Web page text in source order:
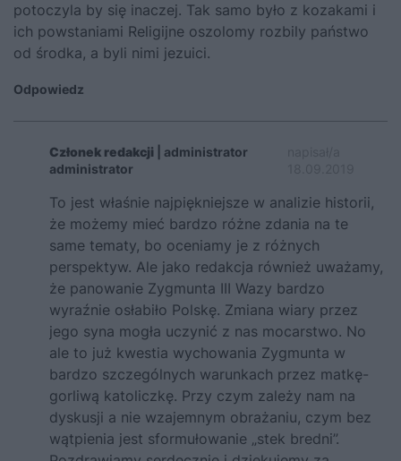
potoczyla by się inaczej. Tak samo było z kozakami i
ich powstaniami Religijne oszolomy rozbily państwo
od środka, a byli nimi jezuici.
Odpowiedz
Członek redakcji | administrator
administrator
To jest właśnie najpiękniejsze w analizie historii,
że możemy mieć bardzo różne zdania na te
same tematy, bo oceniamy je z różnych
perspektyw. Ale jako redakcja również uważamy,
że panowanie Zygmunta III Wazy bardzo
wyraźnie osłabiło Polskę. Zmiana wiary przez
jego syna mogła uczynić z nas mocarstwo. No
ale to już kwestia wychowania Zygmunta w
bardzo szczególnych warunkach przez matkę-
gorliwą katoliczkę. Przy czym zależy nam na
dyskusji a nie wzajemnym obrażaniu, czym bez
wątpienia jest sformułowanie „stek bredni”.